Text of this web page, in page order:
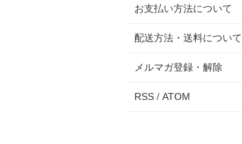
お支払い方法について
配送方法・送料について
メルマガ登録・解除
RSS / ATOM